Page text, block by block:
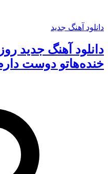
دانلود آهنگ جدید
دانلود آهنگ جدید
خنده‌هاتو دوست